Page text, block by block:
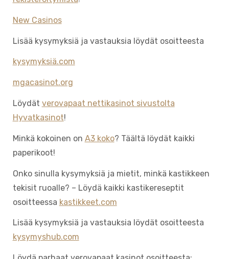
New Casinos
Lisää kysymyksiä ja vastauksia löydät osoitteesta
kysymyksiä.com
mgacasinot.org
Löydät verovapaat nettikasinot sivustolta
Hyvatkasinot!
Minkä kokoinen on A3 koko? Täältä löydät kaikki
paperikoot!
Onko sinulla kysymyksiä ja mietit, minkä kastikkeen
tekisit ruoalle? – Löydä kaikki kastikereseptit
osoitteessa kastikkeet.com
Lisää kysymyksiä ja vastauksia löydät osoitteesta
kysymyshub.com